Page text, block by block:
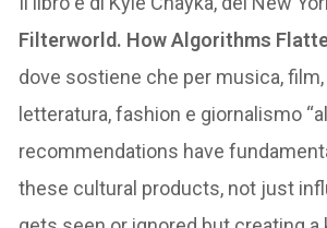
Filterworld. How Algorithms
dove sostiene che per musica, film,
letteratura, fashion e giornalismo
recommendations have
these cultural products, not just